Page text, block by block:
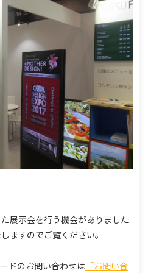
た展示会を行う機会がありました
ますのでご覧ください。
ドのお問い合わせは 「お問い合